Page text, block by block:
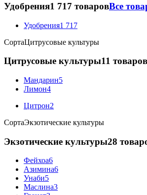
Удобрения1 717 товаровВсе
Удобрения1 717
СортаЦитрусовые культуры
Цитрусовые культуры11 товаров
Мандарин5
Лимон4
Цитрон2
СортаЭкзотические культуры
Экзотические культуры28
Фейхоа6
Азимина6
Унаби5
Маслина3